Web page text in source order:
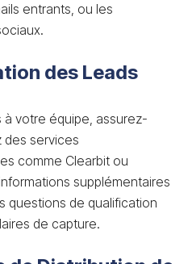
entrants, ou les
des Leads
à votre équipe, assurez-
des services
comme Clearbit ou
supplémentaires
questions de qualification
de capture.